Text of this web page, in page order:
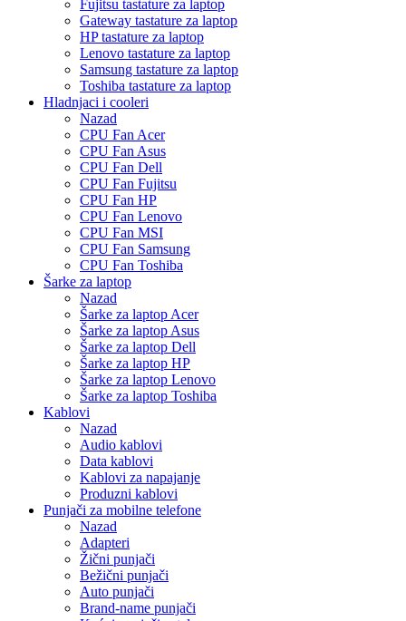
Fujitsu tastature za laptop
Gateway tastature za laptop
HP tastature za laptop
Lenovo tastature za laptop
Samsung tastature za laptop
Toshiba tastature za laptop
Hladnjaci i cooleri
Nazad
CPU Fan Acer
CPU Fan Asus
CPU Fan Dell
CPU Fan Fujitsu
CPU Fan HP
CPU Fan Lenovo
CPU Fan MSI
CPU Fan Samsung
CPU Fan Toshiba
Šarke za laptop
Nazad
Šarke za laptop Acer
Šarke za laptop Asus
Šarke za laptop Dell
Šarke za laptop HP
Šarke za laptop Lenovo
Šarke za laptop Toshiba
Kablovi
Nazad
Audio kablovi
Data kablovi
Kablovi za napajanje
Produzni kablovi
Punjači za mobilne telefone
Nazad
Adapteri
Žični punjači
Bežični punjači
Auto punjači
Brand-name punjači